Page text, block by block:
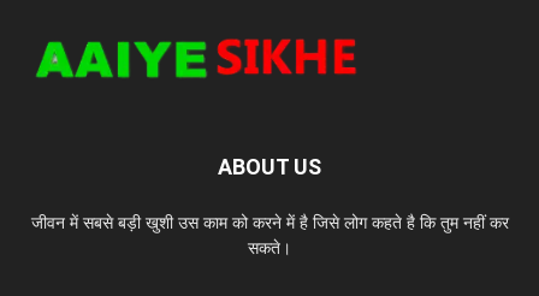
ABOUT US
जीवन में सबसे बड़ी खुशी उस काम को करने में है जिसे लोग कहते है कि तुम नहीं कर
सकते।